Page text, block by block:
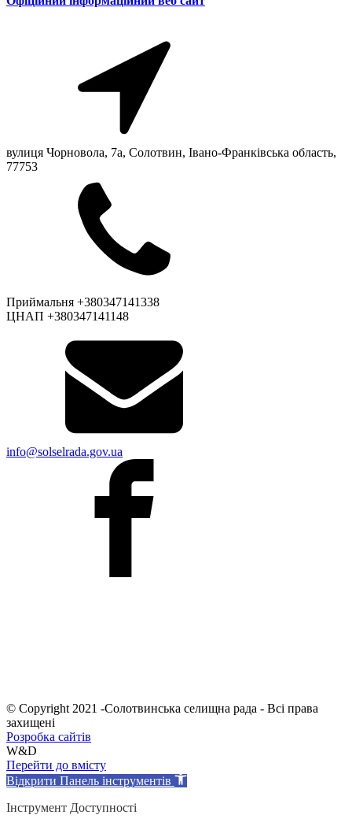
вулиця Чорновола, 7a, Солотвин, Івано-Франківська область,
77753
Приймальня +380347141338
ЦНАП +380347141148
info@solselrada.gov.ua
© Copyright 2021 -Солотвинська селищна рада - Всі права
захищені
Розробка сайтів
W&D
Перейти до вмісту
Відкрити Панель інструментів
Інструмент Доступності